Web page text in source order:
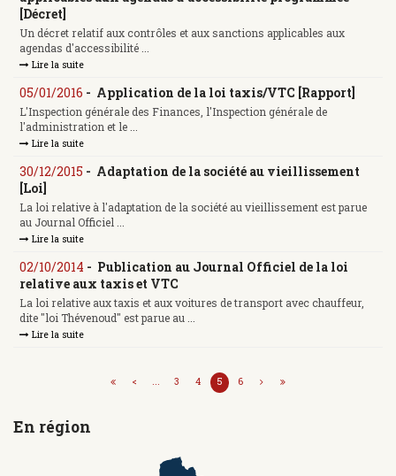
[Décret]
Un décret relatif aux contrôles et aux sanctions applicables aux
agendas d'accessibilité ...
Lire la suite
05/01/2016 - Application de la loi taxis/VTC [Rapport]
L'Inspection générale des Finances, l'Inspection générale de
l'administration et le ...
Lire la suite
30/12/2015 - Adaptation de la société au vieillissement
[Loi]
La loi relative à l'adaptation de la société au vieillissement est parue
au Journal Officiel ...
Lire la suite
02/10/2014 - Publication au Journal Officiel de la loi
relative aux taxis et VTC
La loi relative aux taxis et aux voitures de transport avec chauffeur,
dite "loi Thévenoud" est parue au ...
Lire la suite
< ... 3 4 5 6
En région